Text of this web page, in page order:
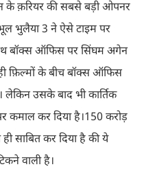
के क़रियर की सबसे बड़ी ओपनर
भुलैया 3 ने ऐसे टाइम पर
बॉक्स ऑफिस पर सिंघम अगेन
फ़िल्मों के बीच बॉक्स ऑफिस
लेकिन उसके बाद भी कार्तिक
कर दिया है।150 करोड़
साबित कर दिया है की ये
वाली है।